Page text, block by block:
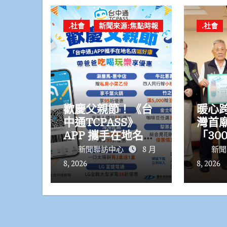
.社會 新聞來源:焦點時報
歡慶父親節！《台
中通TCPASS》
APP 攜手在地名店
熱情端好康
新聞聯訪中心
8 月
8, 2026
.社會
暖心
灣首
「
震災
新
8, 2026